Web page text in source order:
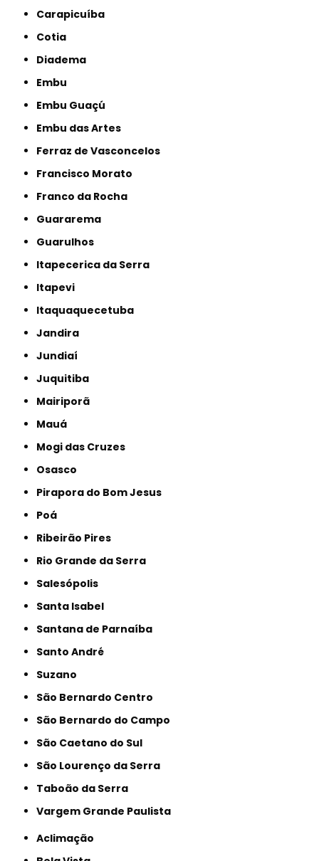
Carapicuíba
Cotia
Diadema
Embu
Embu Guaçú
Embu das Artes
Ferraz de Vasconcelos
Francisco Morato
Franco da Rocha
Guararema
Guarulhos
Itapecerica da Serra
Itapevi
Itaquaquecetuba
Jandira
Jundiaí
Juquitiba
Mairiporã
Mauá
Mogi das Cruzes
Osasco
Pirapora do Bom Jesus
Poá
Ribeirão Pires
Rio Grande da Serra
Salesópolis
Santa Isabel
Santana de Parnaíba
Santo André
Suzano
São Bernardo Centro
São Bernardo do Campo
São Caetano do Sul
São Lourenço da Serra
Taboão da Serra
Vargem Grande Paulista
Aclimação